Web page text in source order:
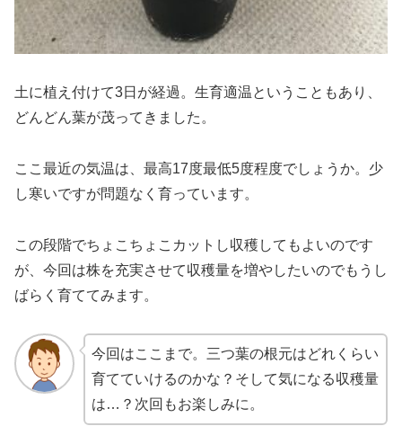
土に植え付けて3日が経過。生育適温ということもあり、
どんどん葉が茂ってきました。
ここ最近の気温は、最高17度最低5度程度でしょうか。少
し寒いですが問題なく育っています。
この段階でちょこちょこカットし収穫してもよいのです
が、今回は株を充実させて収穫量を増やしたいのでもうし
ばらく育ててみます。
今回はここまで。三つ葉の根元はどれくらい
育てていけるのかな？そして気になる収穫量
は…？次回もお楽しみに。